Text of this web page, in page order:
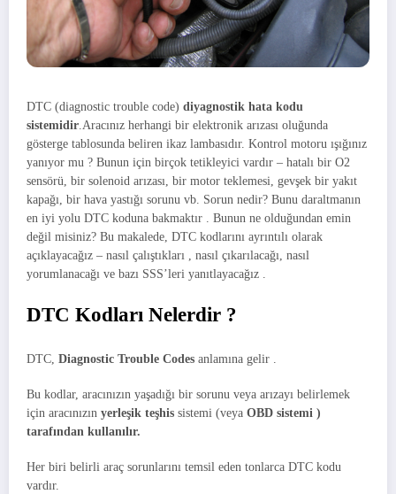
DTC (diagnostic trouble code) diyagnostik hata kodu
sistemidir.Aracınız herhangi bir elektronik arızası oluğunda
gösterge tablosunda beliren ikaz lambasıdır. Kontrol motoru ışığınız
yanıyor mu ? Bunun için birçok tetikleyici vardır – hatalı bir O2
sensörü, bir solenoid arızası, bir motor teklemesi, gevşek bir yakıt
kapağı, bir hava yastığı sorunu vb. Sorun nedir? Bunu daraltmanın
en iyi yolu DTC koduna bakmaktır . Bunun ne olduğundan emin
değil misiniz? Bu makalede, DTC kodlarını ayrıntılı olarak
açıklayacağız – nasıl çalıştıkları , nasıl çıkarılacağı, nasıl
yorumlanacağı ve bazı SSS’leri yanıtlayacağız .
DTC Kodları Nelerdir ?
DTC, Diagnostic Trouble Codes anlamına gelir .
Bu kodlar, aracınızın yaşadığı bir sorunu veya arızayı belirlemek
için aracınızın yerleşik teşhis sistemi (veya OBD sistemi )
tarafından kullanılır.
Her biri belirli araç sorunlarını temsil eden tonlarca DTC kodu
vardır.